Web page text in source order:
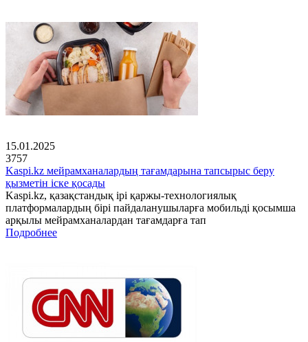
15.01.2025
3757
Kaspi.kz мейрамханалардың тағамдарына тапсырыс беру
қызметін іске қосады
Kaspi.kz, қазақстандық ірі қаржы-технологиялық
платформалардың бірі пайдаланушыларға мобильді қосымша
арқылы мейрамханалардан тағамдарға тап
Подробнее